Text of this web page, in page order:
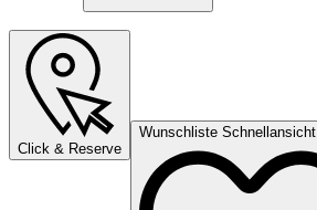
Click & Reserve
Wunschliste